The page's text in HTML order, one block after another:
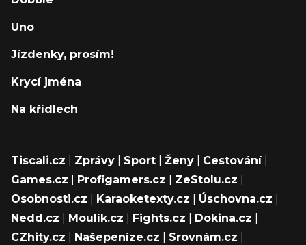
Uno
Jízdenky, prosím!
Krycí jména
Na křídlech
Tiscali.cz Zprávy Sport Ženy Cestování|
Games.cz
Profigamers.cz ZeStolu.cz
Osobnosti.cz
Karaoketexty.cz Úschovna.cz
Nedd.cz
Moulík.cz Fights.cz Dokina.cz
CZhity.cz
Našepeníze.cz Srovnám.cz